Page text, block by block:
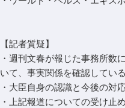
【記者質疑】
・週刊文春が報じた事務所数
いて、事実関係を確認してい
・大臣自身の認識と今後の対
・上記報道についての受け止